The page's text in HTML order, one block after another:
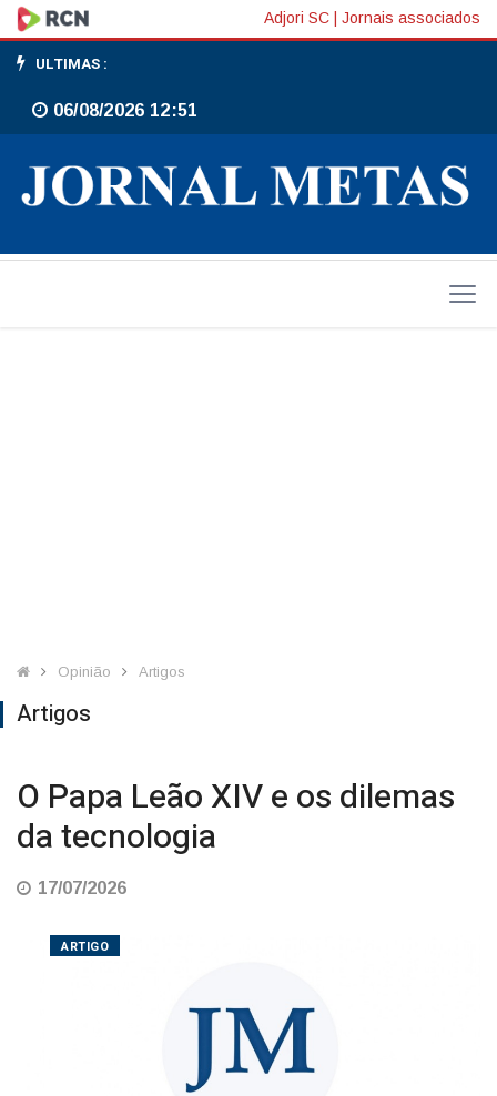
Artigos Adjori SC Jornais associados
ULTIMAS :
06/08/2026 12:51
Opinião Artigos
Artigos
O Papa Leão XIV e os dilemas
da tecnologia
17/07/2026
ARTIGO